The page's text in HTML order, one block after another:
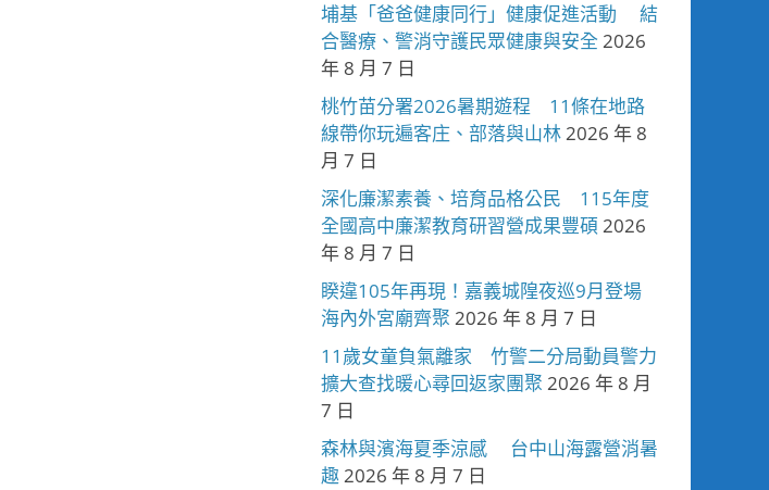
埔基「爸爸健康同行」健康促進活動 結
合醫療、警消守護民眾健康與安全 2026
年 8 月 7 日
桃竹苗分署2026暑期遊程 11條在地路
線帶你玩遍客庄、部落與山林2026 年 8
月 7 日
深化廉潔素養、培育品格公民 115年度
全國高中廉潔教育研習營成果豐碩 2026
年 8 月 7 日
睽違105年再現！嘉義城隍夜巡9月登場
海內外宮廟齊聚 2026 年 8 月 7 日
11歲女童負氣離家 竹警二分局動員警力
擴大查找暖心尋回返家團聚 2026 年 8 月
7 日
森林與濱海夏季涼感 台中山海露營消暑
趣2026 年 8 月 7 日